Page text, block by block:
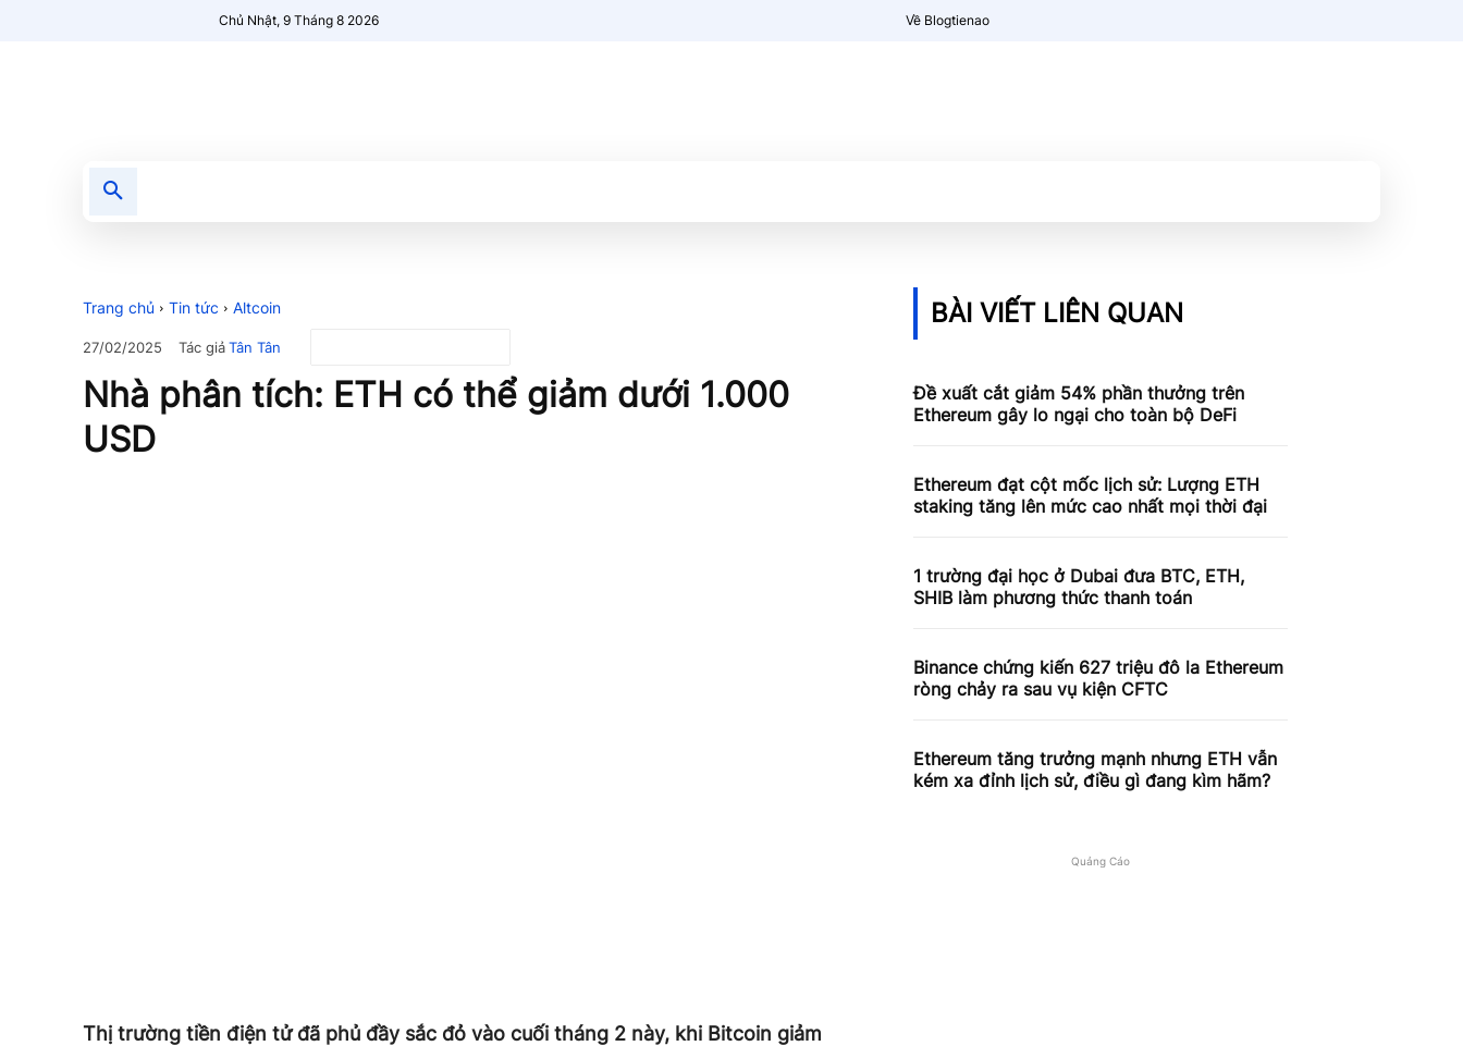
Chủ Nhật, 9 Tháng 8 2026 Về Blogtienao
Trang chủ Tin tức Altcoin
27/02/2025 Tác giảTân Tân
Nhà phân tích: ETH có thể giảm dưới 1.000
USD
Thị trường tiền điện tử đã phủ đầy sắc đỏ vào cuối tháng 2 này, khi Bitcoin giảm
BÀI VIẾT LIÊN QUAN
Đề xuất cắt giảm 54% phần thưởng trên
Ethereum gây lo ngại cho toàn bộ DeFi
Ethereum đạt cột mốc lịch sử: Lượng ETH
staking tăng lên mức cao nhất mọi thời đại
1 trường đại học ở Dubai đưa BTC, ETH,
SHIB làm phương thức thanh toán
Binance chứng kiến ​​627 triệu đô la Ethereum
ròng chảy ra sau vụ kiện CFTC
Ethereum tăng trưởng mạnh nhưng ETH vẫn
kém xa đỉnh lịch sử, điều gì đang kìm hãm?
Quảng Cáo